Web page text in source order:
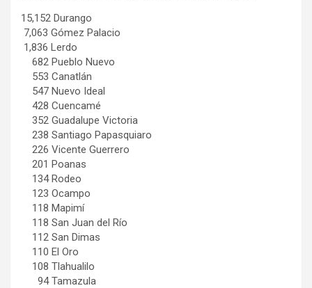
15,152 Durango
7,063 Gómez Palacio
1,836 Lerdo
682 Pueblo Nuevo
553 Canatlán
547 Nuevo Ideal
428 Cuencamé
352 Guadalupe Victoria
238 Santiago Papasquiaro
226 Vicente Guerrero
201 Poanas
134 Rodeo
123 Ocampo
118 Mapimí
118 San Juan del Río
112 San Dimas
110 El Oro
108 Tlahualilo
94 Tamazula